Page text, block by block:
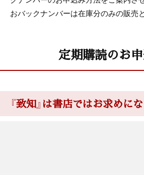
おバックナンバーは在庫分のみの販売
定期購読のお
『致知』は書店ではお求めに